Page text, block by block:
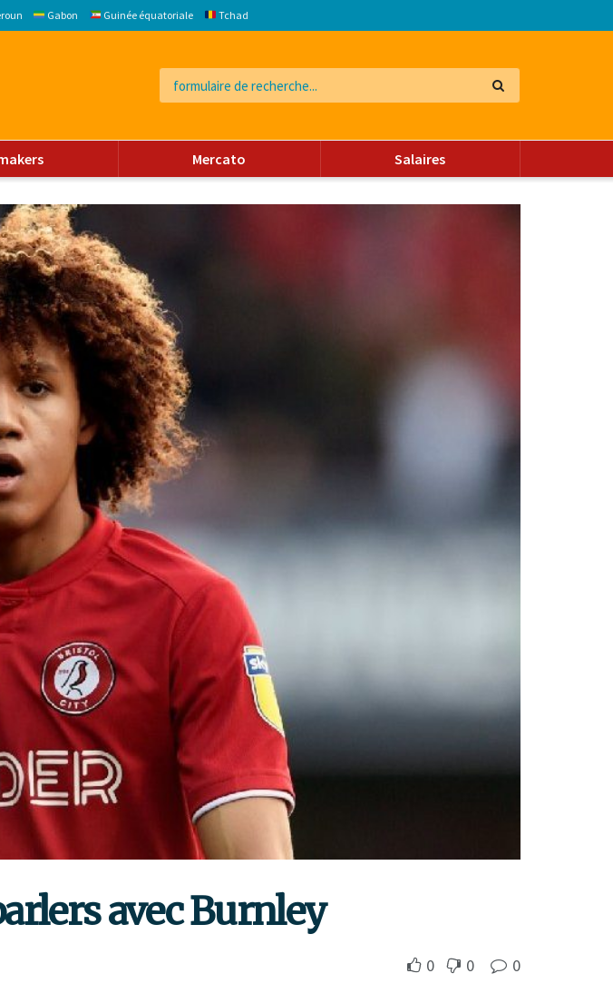
Gabon Guinée équatoriale Tchad
Mercato Salaires
avec Burnley
0 0 0